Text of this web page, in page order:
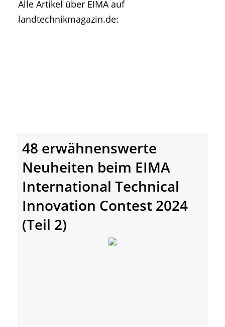
• Geschichte und Geschichten
• Messen und Veranstaltungen
Alle Artikel über EIMA auf
landtechnikmagazin.de:
48 erwähnenswerte
Neuheiten beim EIMA
International Technical
Innovation Contest 2024
(Teil 2)